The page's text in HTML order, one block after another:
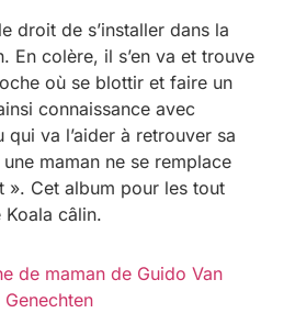
droit de s’installer dans la
En colère, il s’en va et trouve
où se blottir et faire un
connaissance avec
qui va l’aider à retrouver sa
maman ne se remplace
». Cet album pour les tout
câlin.